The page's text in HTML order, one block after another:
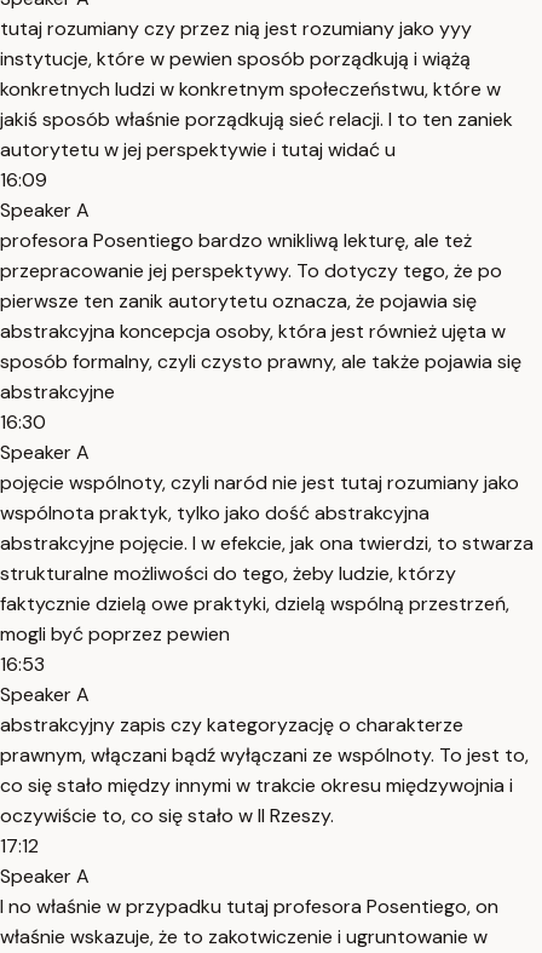
tutaj rozumiany czy przez nią jest rozumiany jako yyy
instytucje, które w pewien sposób porządkują i wiążą
konkretnych ludzi w konkretnym społeczeństwu, które w
jakiś sposób właśnie porządkują sieć relacji. I to ten zaniek
autorytetu w jej perspektywie i tutaj widać u
16:09
Speaker A
profesora Posentiego bardzo wnikliwą lekturę, ale też
przepracowanie jej perspektywy. To dotyczy tego, że po
pierwsze ten zanik autorytetu oznacza, że pojawia się
abstrakcyjna koncepcja osoby, która jest również ujęta w
sposób formalny, czyli czysto prawny, ale także pojawia się
abstrakcyjne
16:30
Speaker A
pojęcie wspólnoty, czyli naród nie jest tutaj rozumiany jako
wspólnota praktyk, tylko jako dość abstrakcyjna
abstrakcyjne pojęcie. I w efekcie, jak ona twierdzi, to stwarza
strukturalne możliwości do tego, żeby ludzie, którzy
faktycznie dzielą owe praktyki, dzielą wspólną przestrzeń,
mogli być poprzez pewien
16:53
Speaker A
abstrakcyjny zapis czy kategoryzację o charakterze
prawnym, włączani bądź wyłączani ze wspólnoty. To jest to,
co się stało między innymi w trakcie okresu międzywojnia i
oczywiście to, co się stało w II Rzeszy.
17:12
Speaker A
I no właśnie w przypadku tutaj profesora Posentiego, on
właśnie wskazuje, że to zakotwiczenie i ugruntowanie w